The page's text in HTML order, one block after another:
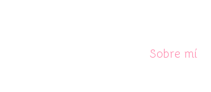
Sobre mí